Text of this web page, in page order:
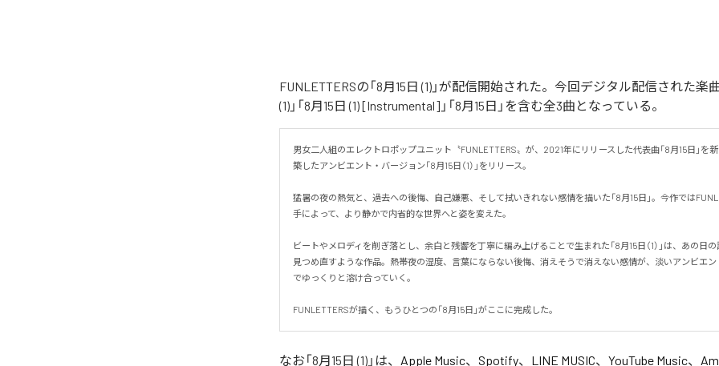
FUNLETTERSの「8月15日 (1)」が配信開始された。今回デジタル配信された楽
(1)」「8月15日 (1) [Instrumental]」「8月15日」を含む全3曲となっている。
男女二人組のエレクトロポップユニット〝FUNLETTERS〟が、2021年にリリースした代表曲「8月15日」を
築したアンビエント・バージョン「8月15日（1）」をリリース。
猛暑の夜の熱気と、過去への後悔、自己嫌悪、そして拭いきれない感情を描いた「8月15日」。今作では
手によって、より静かで内省的な世界へと姿を変えた。
ビートやメロディを削ぎ落とし、余白と残響を丁寧に編み上げることで生まれた「8月15日（1）」は、あの日
見つめ直すような作品。熱帯夜の湿度、言葉にならない後悔、消えそうで消えない感情が、淡いアンビエ
でゆっくりと溶け合っていく。
FUNLETTERSが描く、もうひとつの「8月15日」がここに完成した。
なお「8月15日 (1) 」は、 Apple Music、 Spotify、 LINE MUSIC、 YouTube Music、